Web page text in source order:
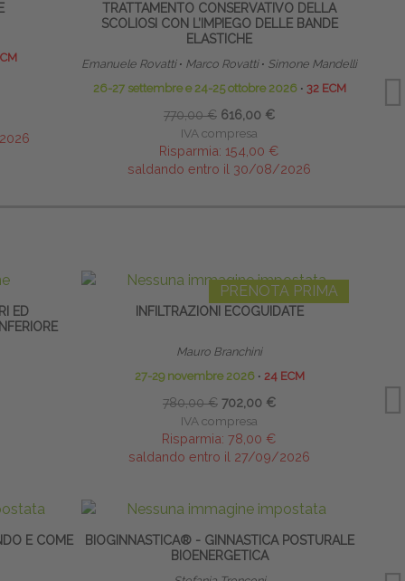
TRATTAMENTO CONSERVATIVO DELLA
SCOLIOSI CON L’IMPIEGO DELLE BANDE
ELASTICHE
Emanuele Rovatti ∙ Marco Rovatti ∙ Simone Mandelli
26-27 settembre e 24-25 ottobre 2026 ∙ 32 ECM
770,00 € 616,00 €
IVA compresa
Risparmia: 154,00 €
saldando entro il 30/08/2026
ED
PRENOTA PRIMA
INFILTRAZIONI ECOGUIDATE
Mauro Branchini
27-29 novembre 2026 ∙ 24 ECM
780,00 € 702,00 €
IVA compresa
Risparmia: 78,00 €
saldando entro il 27/09/2026
E COME
BIOGINNASTICA® - GINNASTICA POSTURALE
BIOENERGETICA